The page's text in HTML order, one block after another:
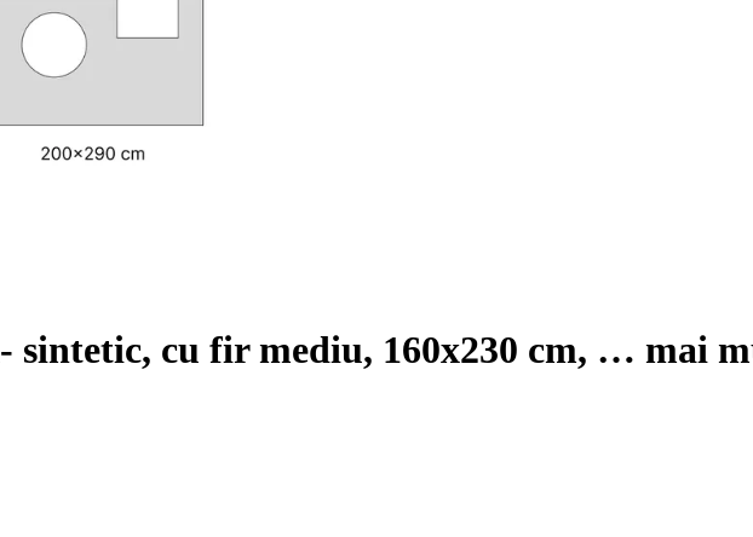
- sintetic, cu fir mediu, 160x230 cm, … mai